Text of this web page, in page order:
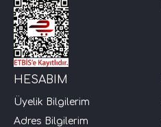
Performans)
HESABIM
Üyelik Bilgilerim
Adres Bilgilerim